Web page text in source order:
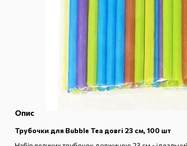
Опис
Трубочки для Bubble Tea довгі 23 см, 100 шт